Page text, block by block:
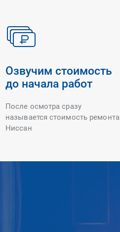
Озвучим стоимость
до начала работ
После осмотра сразу
называется стоимость ремонта
Ниссан